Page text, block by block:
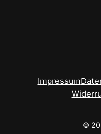
Impressum
©